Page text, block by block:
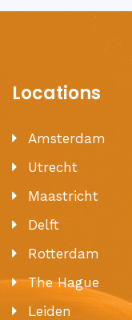
Locations
Amsterdam
Utrecht
Maastricht
Delft
Rotterdam
The Hague
Leiden